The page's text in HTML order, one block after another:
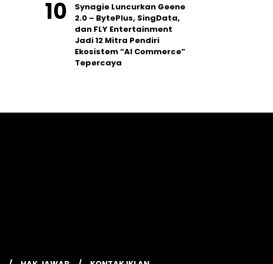
Synagie Luncurkan Geene
2.0 – BytePlus, SingData,
dan FLY Entertainment
Jadi 12 Mitra Pendiri
Ekosistem “AI Commerce”
Tepercaya